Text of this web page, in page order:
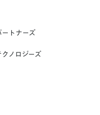
トナーズ
ノロジーズ